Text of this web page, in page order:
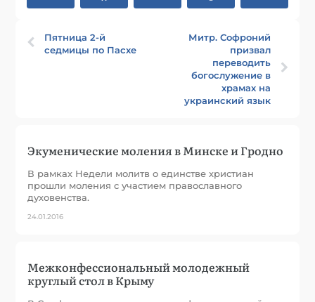
Пятница 2-й
седмицы по Пасхе
Митр. Софроний
призвал
переводить
богослужение в
храмах на
украинский язык
Экуменические моления в Минске и Гродно
В рамках Недели молитв о единстве христиан
прошли моления с участием православного
духовенства.
24.01.2016
Межконфессиональный молодежный
круглый стол в Крыму